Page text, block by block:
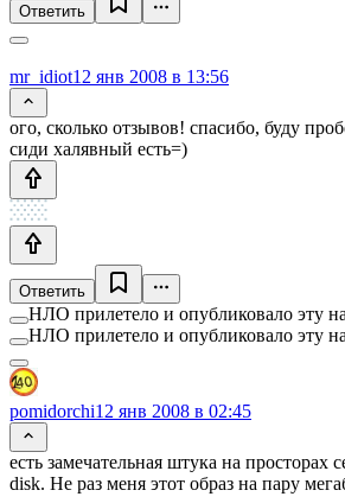
Ответить
mr_idiot12 янв 2008 в 13:56
ого, сколько отзывов! спасибо, буду
сиди халявный есть=)
Ответить
НЛО прилетело и опубликовало эту
НЛО прилетело и опубликовало эту
pomidorchi12 янв 2008 в 02:45
есть замечательная штука на
disk. Не раз меня этот образ на пару